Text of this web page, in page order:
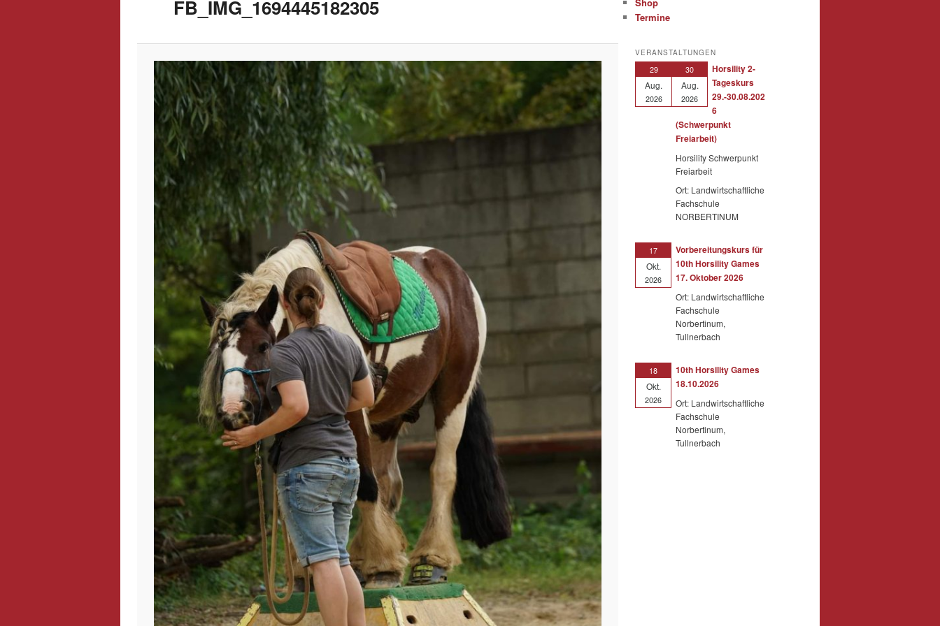
FB_IMG_1694445182305
Shop
Termine
VERANSTALTUNGEN
29
Aug.
2026
30
Aug.
2026
Horsility 2-
Tageskurs
29.-30.08.202
6
(Schwerpunkt
Freiarbeit)
Horsility Schwerpunkt
Freiarbeit
Ort: Landwirtschaftliche
Fachschule
NORBERTINUM
17
Okt.
2026
Vorbereitungskurs für
10th Horsility Games
17. Oktober 2026
Ort: Landwirtschaftliche
Fachschule
Norbertinum,
Tullnerbach
18
Okt.
2026
10th Horsility Games
18.10.2026
Ort: Landwirtschaftliche
Fachschule
Norbertinum,
Tullnerbach